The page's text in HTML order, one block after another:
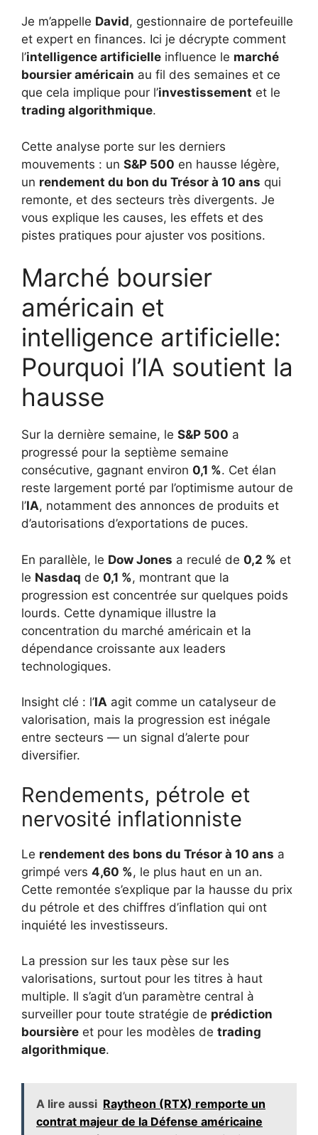
Je m’appelle David, gestionnaire de portefeuille
et expert en finances. Ici je décrypte comment
l’intelligence artificielle influence le marché
boursier américain au fil des semaines et ce
que cela implique pour l’investissement et le
trading algorithmique.
Cette analyse porte sur les derniers
mouvements : un S&P 500 en hausse légère,
un rendement du bon du Trésor à 10 ans qui
remonte, et des secteurs très divergents. Je
vous explique les causes, les effets et des
pistes pratiques pour ajuster vos positions.
Marché boursier
américain et
intelligence artificielle:
Pourquoi l’IA soutient la
hausse
Sur la dernière semaine, le S&P 500 a
progressé pour la septième semaine
consécutive, gagnant environ 0,1 %. Cet élan
reste largement porté par l’optimisme autour de
l’IA, notamment des annonces de produits et
d’autorisations d’exportations de puces.
En parallèle, le Dow Jones a reculé de 0,2 % et
le Nasdaq de 0,1 %, montrant que la
progression est concentrée sur quelques poids
lourds. Cette dynamique illustre la
concentration du marché américain et la
dépendance croissante aux leaders
technologiques.
Insight clé : l’IA agit comme un catalyseur de
valorisation, mais la progression est inégale
entre secteurs — un signal d’alerte pour
diversifier.
Rendements, pétrole et
nervosité inflationniste
Le rendement des bons du Trésor à 10 ans a
grimpé vers 4,60 %, le plus haut en un an.
Cette remontée s’explique par la hausse du prix
du pétrole et des chiffres d’inflation qui ont
inquiété les investisseurs.
La pression sur les taux pèse sur les
valorisations, surtout pour les titres à haut
multiple. Il s’agit d’un paramètre central à
surveiller pour toute stratégie de prédiction
boursière et pour les modèles de trading
algorithmique.
A lire aussi Raytheon (RTX) remporte un
contrat majeur de la Défense américaine